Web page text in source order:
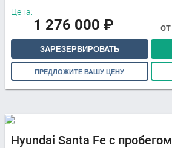
Цена:
1 276 000 ₽ от
ЗАРЕЗЕРВИРОВАТЬ
ПРЕДЛОЖИТЕ ВАШУ ЦЕНУ
Hyundai Santa Fe с пробегом